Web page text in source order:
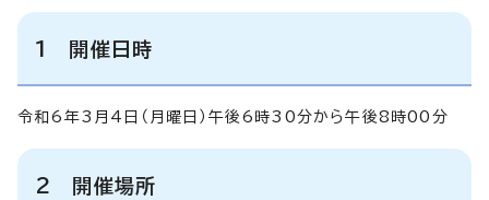
1 開催日時
令和6年3月4日（月曜日）午後6時30分から午後8時00分
2 開催場所